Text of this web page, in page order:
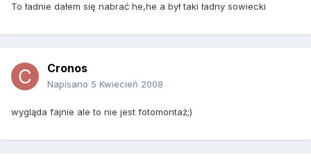
To ładnie dałem się nabrać he,he a był taki ładny sowiecki
Cronos
Napisano 5 Kwiecień 2008
wygląda fajnie ale to nie jest fotomontaż;)